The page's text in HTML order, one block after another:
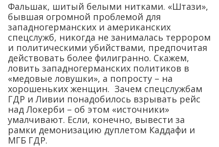
Фальшак, шитый белыми нитками. «Штази»,
бывшая огромной проблемой для
западногерманских и американских
спецслужб, никогда не занималась террором
и политическими убийствами, предпочитая
действовать более филигранно. Скажем,
ловить западногерманских политиков в
«медовые ловушки», а попросту – на
хорошеньких женщин. Зачем спецслужбам
ГДР и Ливии понадобилось взрывать рейс
над Локерби – об этом «источники»
умалчивают. Если, конечно, вывести за
рамки демонизацию дуплетом Каддафи и
МГБ ГДР.